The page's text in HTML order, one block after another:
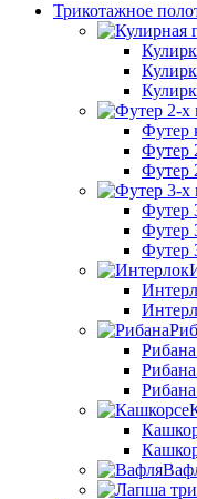
Трикотажное
Футер
Футер
Футер
Футер
Футер
Футер